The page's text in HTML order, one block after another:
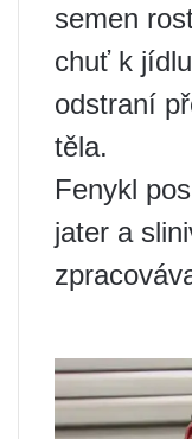
semen
chuť k
odstraní
těla.
Fenykl
jater a